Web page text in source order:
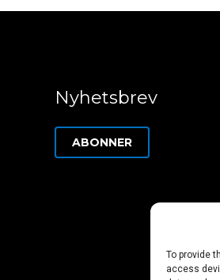
To provide
access
Nyhetsbrev
ABONNER